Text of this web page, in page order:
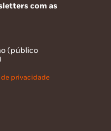
com as
(público
privacidade